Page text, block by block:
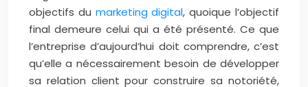
objectifs du marketing digital, quoique l’objectif
final demeure celui qui a été présenté. Ce que
l’entreprise d’aujourd’hui doit comprendre, c’est
qu’elle a nécessairement besoin de développer
sa relation client pour construire sa notoriété,